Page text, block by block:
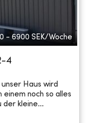
- 6900 SEK/Woche
4
Haus wird
einem noch so alles
der kleine...